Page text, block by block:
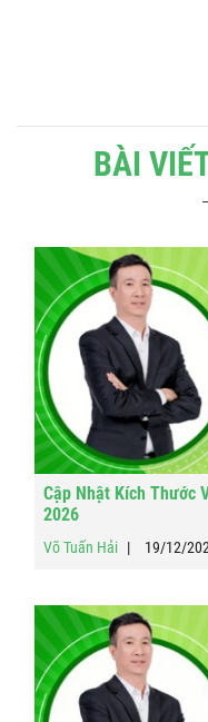
BÀI
Cập Nhật Kích Thước
2026
Võ Tuấn Hải 19/12/